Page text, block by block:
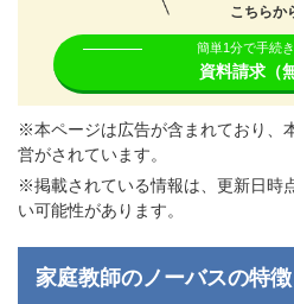
こちらか
簡単1分で手続き
資料請求（
※本ページは広告が含まれており、
営がされています。
※掲載されている情報は、更新日時
い可能性があります。
家庭教師のノーバスの特徴